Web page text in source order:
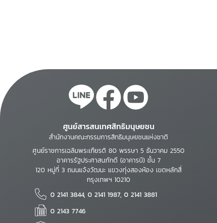
ศูนย์สารสนเทศสิทธิมนุษยชน
สำนักงานคณะกรรมการสิทธิมนุษยชนแห่งชาติ
ศูนย์ราชการเฉลิมพระเกียรติ 80 พรรษา 5 ธันวาคม 2550
อาคารรัฐประศาสนภักดี (อาคารบี) ชั้น 7
120 หมู่ที่ 3 ถนนแจ้งวัฒนะ แขวงทุ่งสองห้อง เขตหลักสี่
กรุงเทพฯ 10210
0 2141 3844, 0 2141 1987, 0 2141 3881
0 2143 7746